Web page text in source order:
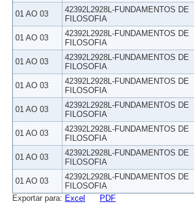
01 AO 03
42392L2928L-FUNDAMENTOS DE
FILOSOFIA
01 AO 03
42392L2928L-FUNDAMENTOS DE
FILOSOFIA
01 AO 03
42392L2928L-FUNDAMENTOS DE
FILOSOFIA
01 AO 03
42392L2928L-FUNDAMENTOS DE
FILOSOFIA
01 AO 03
42392L2928L-FUNDAMENTOS DE
FILOSOFIA
01 AO 03
42392L2928L-FUNDAMENTOS DE
FILOSOFIA
01 AO 03
42392L2928L-FUNDAMENTOS DE
FILOSOFIA
01 AO 03
42392L2928L-FUNDAMENTOS DE
FILOSOFIA
Exportar para: Excel PDF